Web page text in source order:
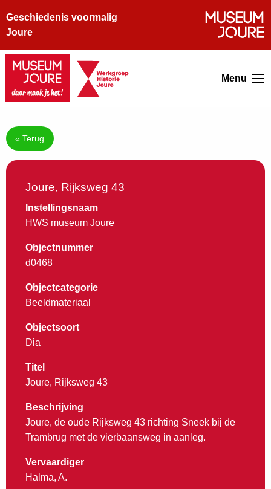
Geschiedenis voormalig
Joure
Menu
« Terug
Joure, Rijksweg 43
Instellingsnaam
HWS museum Joure
Objectnummer
d0468
Objectcategorie
Beeldmateriaal
Objectsoort
Dia
Titel
Joure, Rijksweg 43
Beschrijving
Joure, de oude Rijksweg 43 richting Sneek bij de
Trambrug met de vierbaansweg in aanleg.
Vervaardiger
Halma, A.